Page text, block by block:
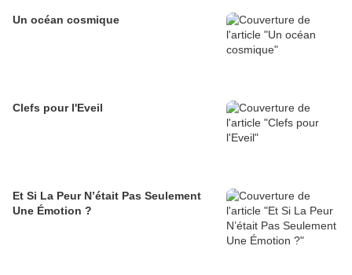
Un océan cosmique
Clefs pour l'Eveil
Et Si La Peur N’était Pas Seulement
Une Émotion ?